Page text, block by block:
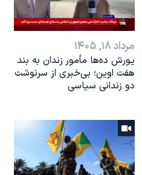
مرداد ۱۸, ۱۴۰۵
یورش ده‌ها مأمور زندان به بند
هفت اوین؛ بی‌خبری از سرنوشت
دو زندانی سیاسی